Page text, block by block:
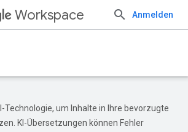
Workspace Anmelden
Technologie, um Inhalte in Ihre bevorzugte
KI-Übersetzungen können Fehler